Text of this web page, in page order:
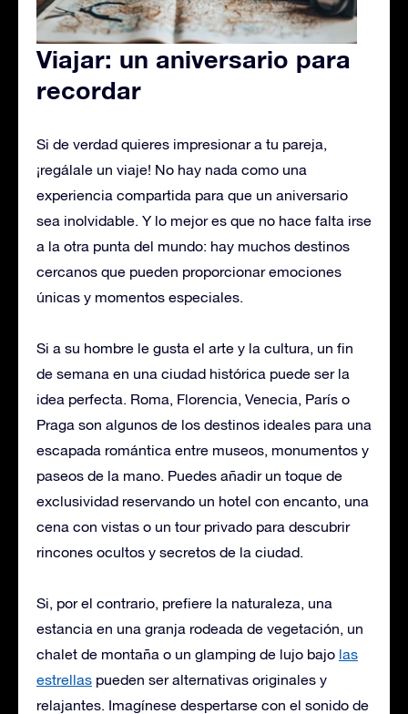
Viajar: un aniversario para
recordar
Si de verdad quieres impresionar a tu pareja,
¡regálale un viaje! No hay nada como una
experiencia compartida para que un aniversario
sea inolvidable. Y lo mejor es que no hace falta irse
a la otra punta del mundo: hay muchos destinos
cercanos que pueden proporcionar emociones
únicas y momentos especiales.
Si a su hombre le gusta el arte y la cultura, un fin
de semana en una ciudad histórica puede ser la
idea perfecta. Roma, Florencia, Venecia, París o
Praga son algunos de los destinos ideales para una
escapada romántica entre museos, monumentos y
paseos de la mano. Puedes añadir un toque de
exclusividad reservando un hotel con encanto, una
cena con vistas o un tour privado para descubrir
rincones ocultos y secretos de la ciudad.
Si, por el contrario, prefiere la naturaleza, una
estancia en una granja rodeada de vegetación, un
chalet de montaña o un glamping de lujo bajo las
estrellas pueden ser alternativas originales y
relajantes. Imagínese despertarse con el sonido de